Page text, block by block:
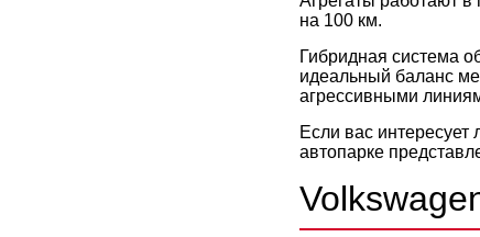
на 100 км.
Гибридная система
идеальный баланс
агрессивными
Если вас интересует
автопарке